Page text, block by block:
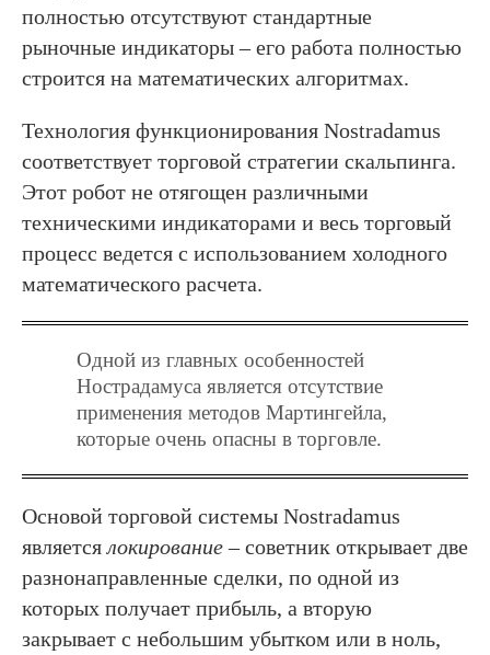
полностью отсутствуют стандартные
рыночные индикаторы – его работа полностью
строится на математических алгоритмах.
Технология функционирования Nostradamus
соответствует торговой стратегии скальпинга.
Этот робот не отягощен различными
техническими индикаторами и весь торговый
процесс ведется с использованием холодного
математического расчета.
Одной из главных особенностей
Нострадамуса является отсутствие
применения методов Мартингейла,
которые очень опасны в торговле.
Основой торговой системы Nostradamus
являетсялокирование– советник открывает две
разнонаправленные сделки, по одной из
которых получает прибыль, а вторую
закрывает с небольшим убытком или в ноль,